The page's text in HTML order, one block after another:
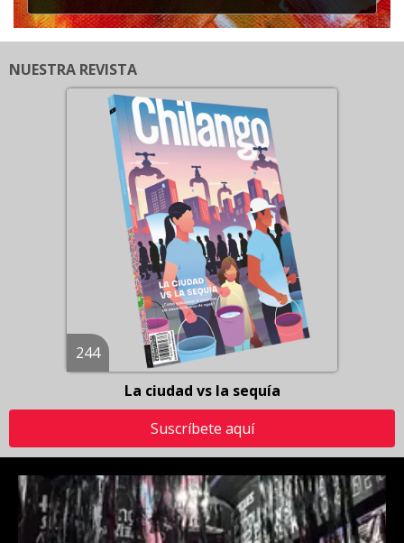
NUESTRA REVISTA
244
La ciudad vs la sequía
Suscríbete aquí